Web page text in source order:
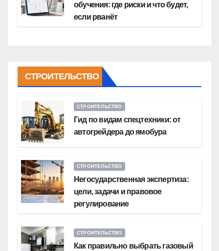
обучения: где риски и что будет,
если рванёт
СТРОИТЕЛЬСТВО
СТРОИТЕЛЬСТВО
Гид по видам спецтехники: от
автогрейдера до ямобура
СТРОИТЕЛЬСТВО
Негосударственная экспертиза:
цели, задачи и правовое
регулирование
СТРОИТЕЛЬСТВО
Как правильно выбрать газовый